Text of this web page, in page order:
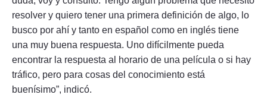
resolver y quiero tener una primera definición de algo, lo
busco por ahí y tanto en español como en inglés tiene
una muy buena respuesta. Uno difícilmente pueda
encontrar la respuesta al horario de una película o si hay
tráfico, pero para cosas del conocimiento está
buenísimo”, indicó.